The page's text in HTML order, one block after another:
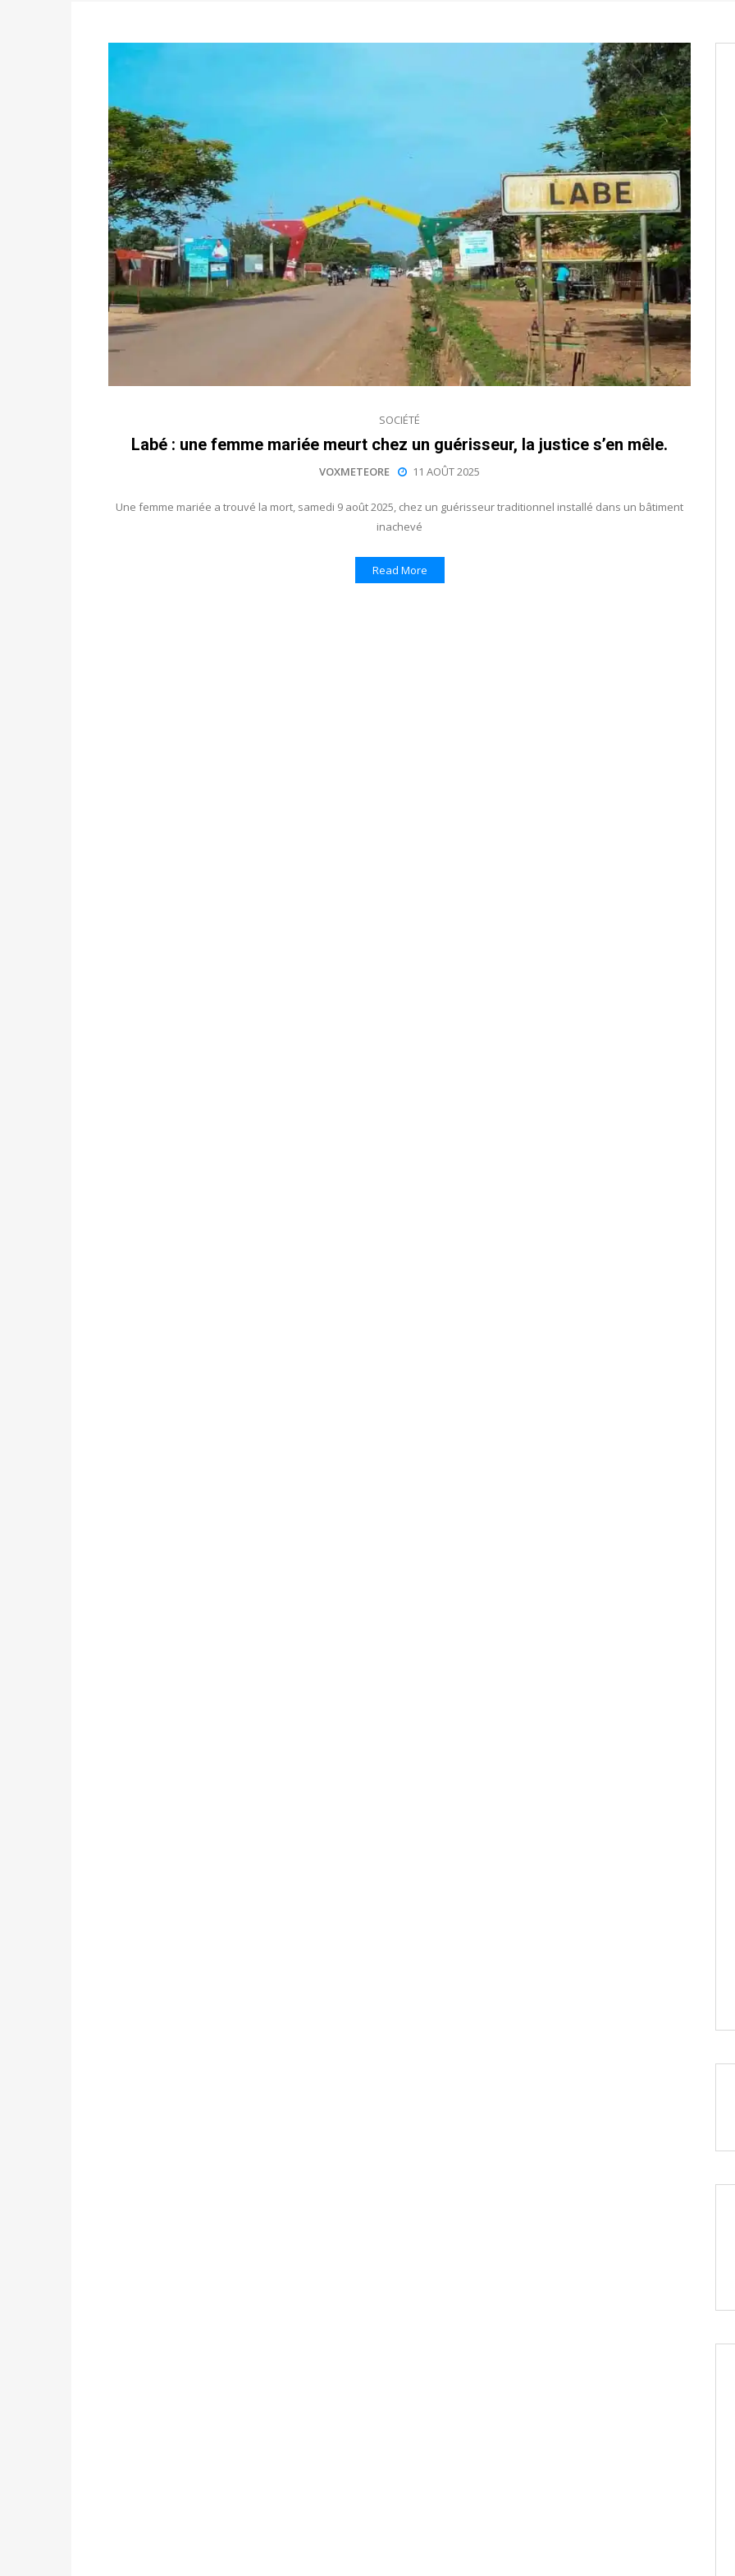
Politique-Délégués de bureaux de vote : vos informations à transmettre
statistiques des législatives et communales : ce 4 juin à 18h
Politique-Suite de la publication des résultats partiels des élections de mai
ce 03 juin à 14h
Politique-Suite de la publication des résultats partiels des élections de mai
– mardi 02 juin à 17h
SOCIÉTÉ
Labé : une femme mariée meurt chez un guérisseur, la justice s’en mêle.
VOXMETEORE 11 AOÛT 2025
Une femme mariée a trouvé la mort, samedi 9 août 2025, chez un guérisseur traditionnel installé dans un bâtiment
inachevé
Read More